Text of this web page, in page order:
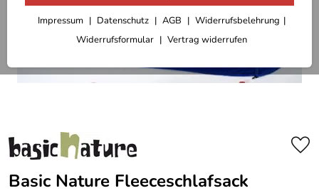
Impressum Datenschutz AGB
Widerrufsbelehrung
Widerrufsformular
Vertrag widerrufen
Basic Nature Fleeceschlafsack